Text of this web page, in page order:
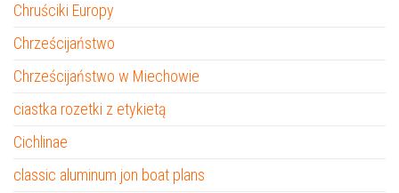
Chruściki Europy
Chrześcijaństwo
Chrześcijaństwo w Miechowie
ciastka rozetki z etykietą
Cichlinae
classic aluminum jon boat plans